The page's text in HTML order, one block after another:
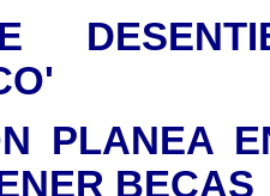
PLANEA
BECAS